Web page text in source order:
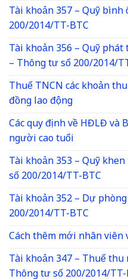
Tài khoản 357 – Quỹ
200/2014/TT-BTC
Tài khoản 356 – Quỹ
– Thông tư số 200/2014/
Thuế TNCN các khoản
đồng lao động
Các quy định về HĐLĐ và
người cao tuổi
Tài khoản 353 – Quỹ
số 200/2014/TT-BTC
Tài khoản 352 – Dự
200/2014/TT-BTC
Cách thêm mới nhân
Tài khoản 347 – Thuế
Thông tư số 200/2014/